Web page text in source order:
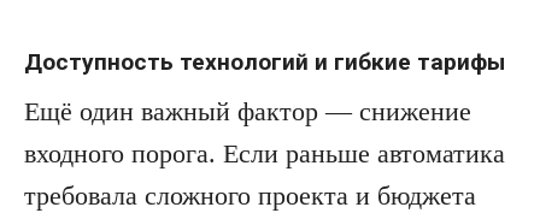
Доступность технологий и гибкие тарифы
Ещё один важный фактор — снижение
входного порога. Если раньше автоматика
требовала сложного проекта и бюджета